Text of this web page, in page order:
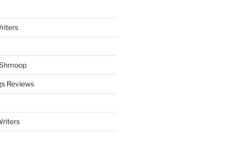
Reviews